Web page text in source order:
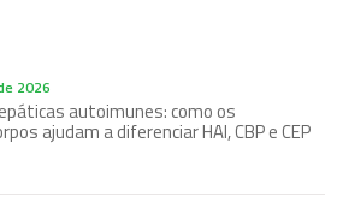
2026
autoimunes: como os
ajudam a diferenciar HAI, CBP e CEP